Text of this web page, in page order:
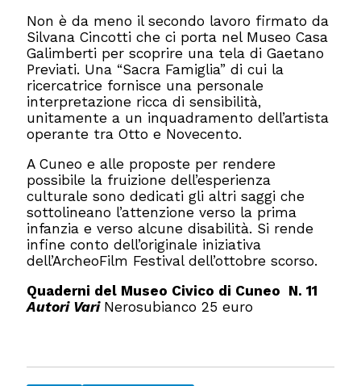
Non è da meno il secondo lavoro firmato da
Silvana Cincotti che ci porta nel Museo Casa
Galimberti per scoprire una tela di Gaetano
Previati. Una “Sacra Famiglia” di cui la
ricercatrice fornisce una personale
interpretazione ricca di sensibilità,
unitamente a un inquadramento dell’artista
operante tra Otto e Novecento.
A Cuneo e alle proposte per rendere
possibile la fruizione dell’esperienza
culturale sono dedicati gli altri saggi che
sottolineano l’attenzione verso la prima
infanzia e verso alcune disabilità. Si rende
infine conto dell’originale iniziativa
dell’ArcheoFilm Festival dell’ottobre scorso.
Quaderni del Museo Civico di Cuneo N. 11
Autori Vari Nerosubianco 25 euro